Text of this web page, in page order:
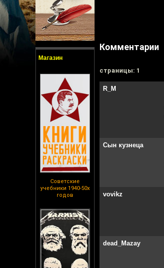
Магазин
Советские
учебники 1940-50х
годов
Комментарии
cтраницы: 1
R_M
Сын кузнеца
vovikz
dead_Mazay